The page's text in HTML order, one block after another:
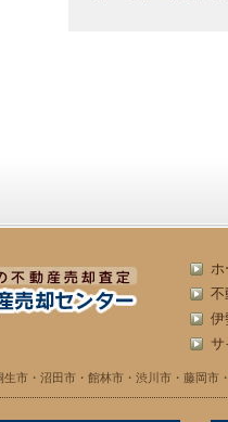
ホ
不
伊
サ
市・沼田市・館林市・渋川市・藤岡